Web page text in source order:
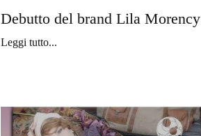
Debutto del brand Lila Morency
Leggi tutto...